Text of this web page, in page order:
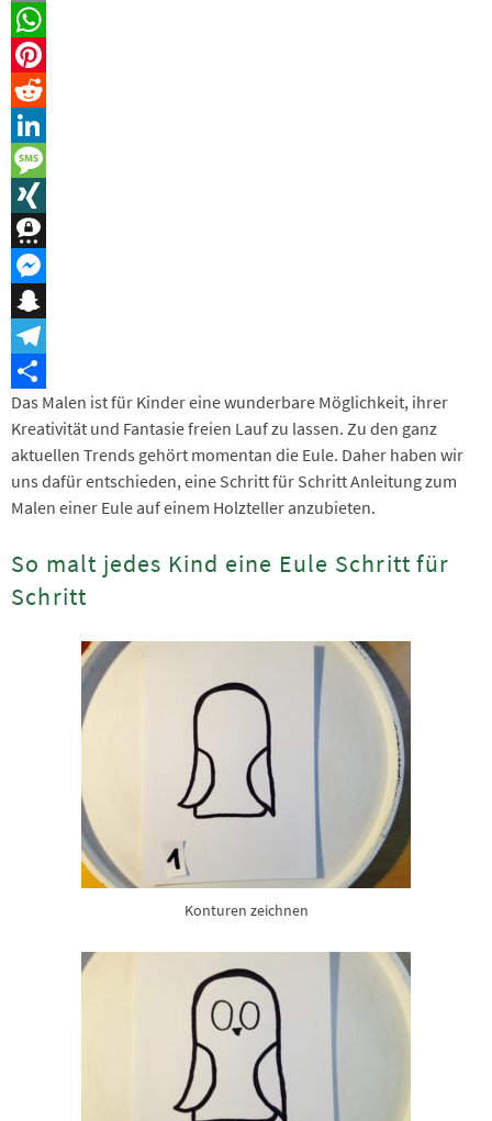
Email
WhatsApp
Pinterest
Reddit
LinkedIn
Message
XING
Threema
Messenger
Snapchat
Telegram
Teilen
Das Malen ist für Kinder eine wunderbare Möglichkeit, ihrer
Kreativität und Fantasie freien Lauf zu lassen. Zu den ganz
aktuellen Trends gehört momentan die Eule. Daher haben wir
uns dafür entschieden, eine Schritt für Schritt Anleitung zum
Malen einer Eule auf einem Holzteller anzubieten.
So malt jedes Kind eine Eule Schritt für
Schritt
Konturen zeichnen